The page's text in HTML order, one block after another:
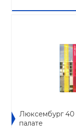
Люксембург 40
палате